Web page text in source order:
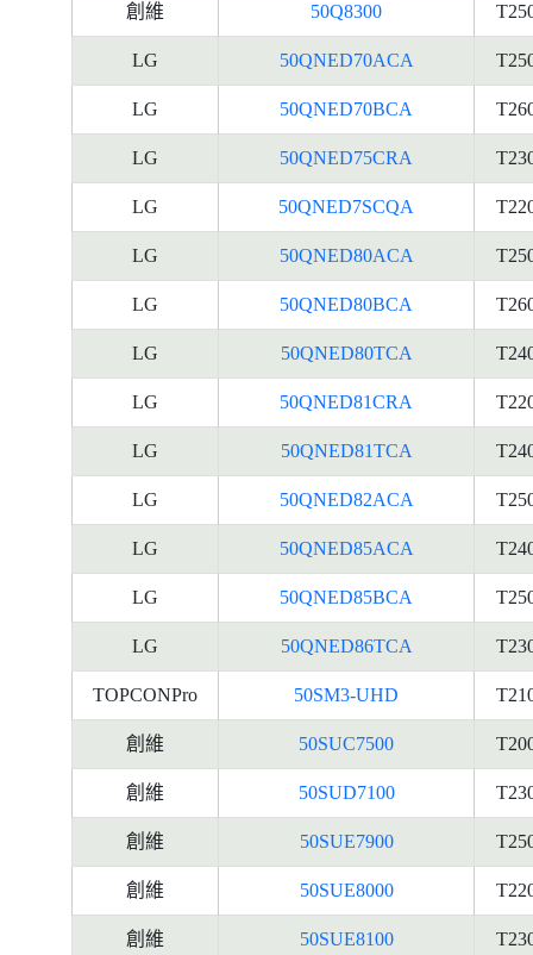
創維 50Q8300
LG 50QNED70ACA
LG 50QNED70BCA
LG 50QNED75CRA
LG 50QNED7SCQA
LG 50QNED80ACA
LG 50QNED80BCA
LG 50QNED80TCA
LG 50QNED81CRA
LG 50QNED81TCA
LG 50QNED82ACA
LG 50QNED85ACA
LG 50QNED85BCA
LG 50QNED86TCA
TOPCONPro 50SM3-UHD
創維 50SUC7500
創維 50SUD7100
創維 50SUE7900
創維 50SUE8000
創維 50SUE8100